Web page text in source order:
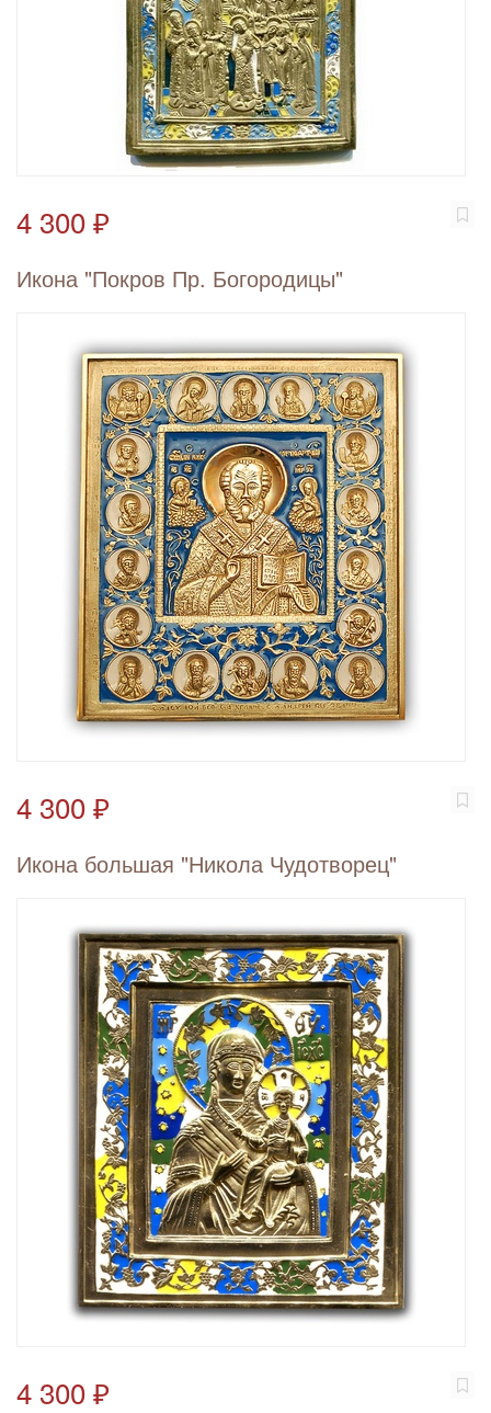
4 300 ₽
Икона "Покров Пр. Богородицы"
4 300 ₽
Икона большая "Никола Чудотворец"
4 300 ₽